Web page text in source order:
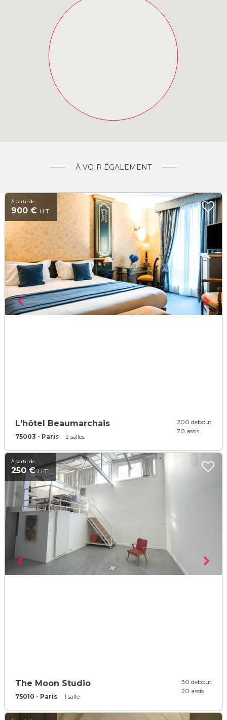
À VOIR ÉGALEMENT
À partir de
900 € H.T
L'hôtel Beaumarchais
75003 - Paris 2 salles
200 debout
70 assis
À partir de
250 €H.T
The Moon Studio
75010 - Paris 1 salle
30 debout
20 assis